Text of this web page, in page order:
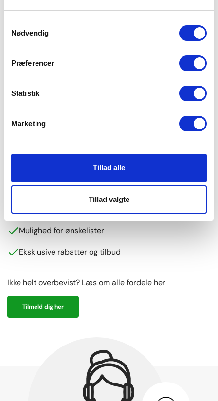
Nødvendig
Præferencer
Statistik
Marketing
Tillad alle
Tillad valgte
365 dages returret
Vores kunder giver os 4,8 ud af 5 stjerner
Bliv en del af IntimosKundeklub
500 point = 25 DKK!
Optjén point ved hvert køb
Mulighed for ønskelister
Eksklusive rabatter og tilbud
Ikke helt overbevist? Læs om alle fordele her
Tilmeld dig her